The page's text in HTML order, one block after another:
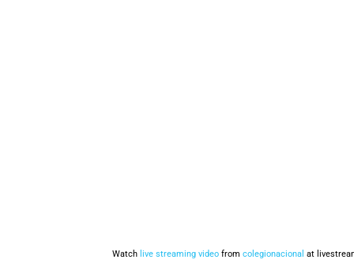
Watch live streaming videofrom colegionacional at